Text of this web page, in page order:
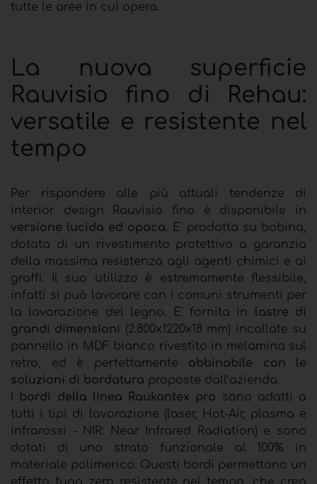
tutte le aree in cui opera.
La nuova superficie
Rauvisio fino di Rehau:
versatile e resistente nel
tempo
Per rispondere alle più attuali tendenze di
interior design Rauvisio fino è disponibile in
versione lucida ed opaca. E' prodotta su bobina,
dotata di un rivestimento protettivo a garanzia
della massima resistenza agli agenti chimici e ai
graffi. Il suo utilizzo è estremamente flessibile,
infatti si può lavorare con i comuni strumenti per
la lavorazione del legno. E' fornita in lastre di
grandi dimensioni (2.800x1220x18 mm) incollate su
pannello in MDF bianco rivestito in melamina sul
retro, ed è perfettamente abbinabile con le
soluzioni di bordatura proposte dall’azienda.
bordi della linea Raukantex pro sono adatti a
tutti i tipi di lavorazione (laser, Hot-Air, plasma e
infrarossi - NIR: Near Infrared Radiation) e sono
dotati di uno strato funzionale al 100% in
materiale polimerico. Questi bordi permettono un